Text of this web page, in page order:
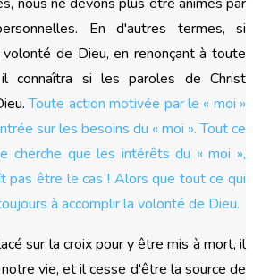
En d'autres termes, si
de Dieu, en renonçant à toute
connaîtra si les paroles de Christ
Toute action motivée par le « moi »
sur les besoins du « moi ». Tout ce
cherche que les intérêts du « moi »,
pas être le cas ! Alors que tout ce qui
à accomplir la volonté de Dieu.
sur la croix pour y être mis à mort, il
vie, et il cesse d'être la source de